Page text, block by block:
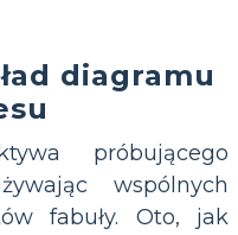
diagramu
próbującego
wspólnych
fabuły. Oto, jak